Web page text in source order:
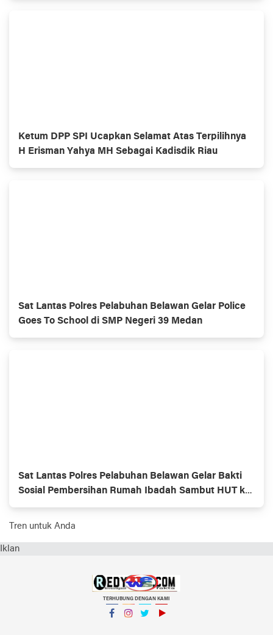
Ketum DPP SPI Ucapkan Selamat Atas Terpilihnya
H Erisman Yahya MH Sebagai Kadisdik Riau
Sat Lantas Polres Pelabuhan Belawan Gelar Police
Goes To School di SMP Negeri 39 Medan
Sat Lantas Polres Pelabuhan Belawan Gelar Bakti
Sosial Pembersihan Rumah Ibadah Sambut HUT ke-
70 Polisi Lalu Lintas
Tren untuk Anda
Iklan
TERHUBUNG DENGAN KAMI